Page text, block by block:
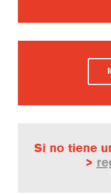
Si no tiene
>